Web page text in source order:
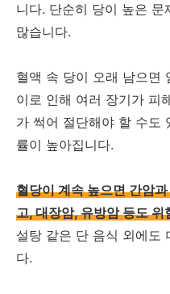
니다. 단순히 당이 높은 문
많습니다.
혈액 속 당이 오래 남으면
이로 인해 여러 장기가 피
가 썩어 절단해야 할 수도
률이 높아집니다.
혈당이 계속 높으면 간암
고, 대장암, 유방암 등도 위
설탕 같은 단 음식 외에도
다.